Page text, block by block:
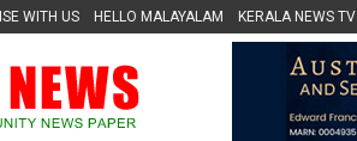
WITH US HELLO MALAYALAM KERALA NEWS TV